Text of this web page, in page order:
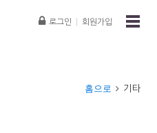
로그인 회원가입
홈으로 기타